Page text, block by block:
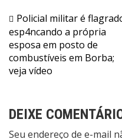
Navegação
de
Post
Policial militar é
esp4ncando a própria
esposa em posto de
combustíveis em Borba;
veja vídeo
DEIXE
Seu endereço de e-mail